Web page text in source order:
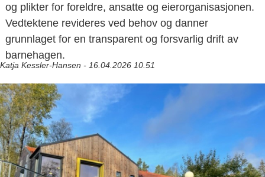
og plikter for foreldre, ansatte og eierorganisasjonen.
Vedtektene revideres ved behov og danner
grunnlaget for en transparent og forsvarlig drift av
barnehagen.
Katja Kessler-Hansen - 16.04.2026 10.51